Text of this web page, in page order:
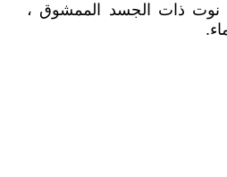
نوت ذات الجسد الممشوق ،